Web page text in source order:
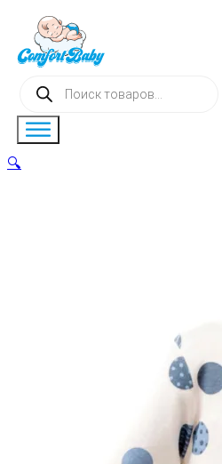
Поиск
товаров
🔍